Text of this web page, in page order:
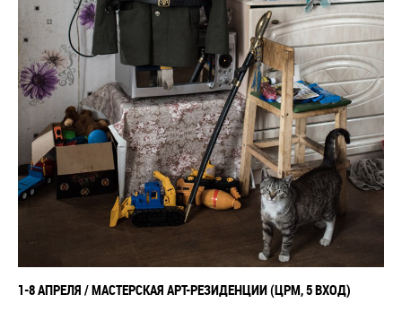
1-8 АПРЕЛЯ / МАСТЕРСКАЯ АРТ-РЕЗИДЕНЦИИ (ЦРМ, 5 ВХОД)